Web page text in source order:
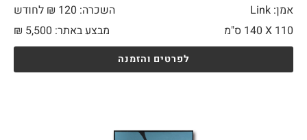
אמן: Link
השכרה: 120 ₪ לחודש
110 X
מבצע באתר: ₪ 5,500
לפרטים והזמנה